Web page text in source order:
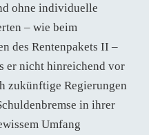
ohne individuelle
– wie beim
des Rentenpakets II –
er nicht hinreichend vor
zukünftige Regierungen
in ihrer
Umfang